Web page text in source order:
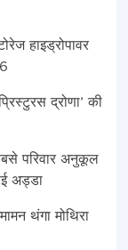
हाइड्रोपावर
द्रोणा’ की
परिवार अनुकूल
अड्डा
थंगा मोथिरा